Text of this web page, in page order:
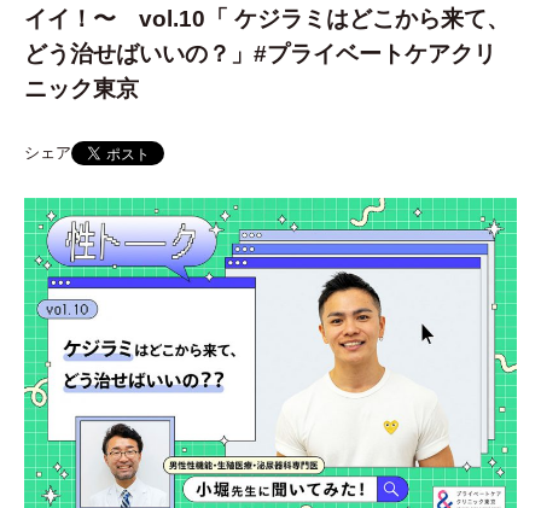
イイ！〜 vol.10「 ケジラミはどこから来て、
どう治せばいいの？」#プライベートケアクリ
ニック東京
シェア